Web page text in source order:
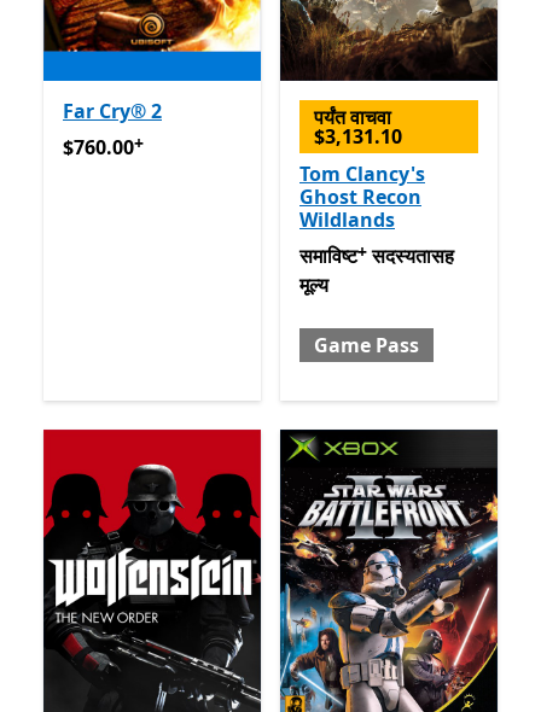
Far Cry® 2
$760.00अॅप खरेदीमधले ऑफर्स
$760.00+
पर्यंत वाचवा
$3,131.10
Tom Clancy's
Ghost Recon
Wildlands
समाविष्ट सदस्यतासह मूल्य
समाविष्ट+ सदस्यतासह
मूल्य
Game Pass